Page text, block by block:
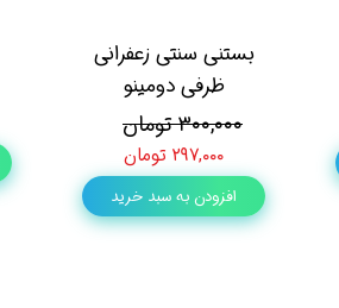
بستنی سنتی زعفرانی
ظرفی دومینو
۳۰۰,۰۰۰ تومان
۲۹۷,۰۰۰ تومان
افزودن به سبد خرید